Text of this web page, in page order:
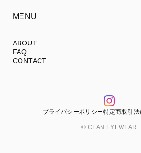
MENU
ABOUT
FAQ
CONTACT
プライバシーポリシー特定商取引
© CLAN EYEWEAR